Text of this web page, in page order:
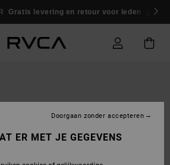
Gratis levering en retour voor leden
ER MET JE GEGEVENS
Doorgaan zonder accepteren